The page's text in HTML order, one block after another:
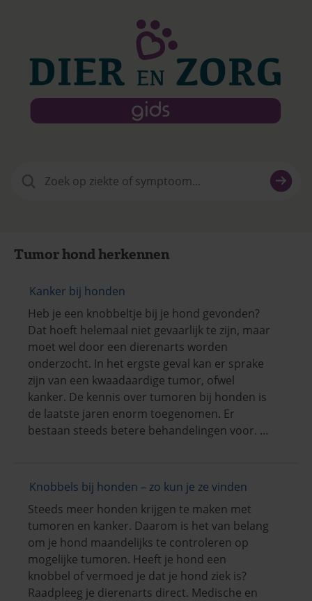
naar:
Tumor hond herkennen
Kanker bij honden
Heb je een knobbeltje bij je hond gevonden?
Dat hoeft helemaal niet gevaarlijk te zijn, maar
moet wel door een dierenarts worden
onderzocht. In het ergste geval kan er sprake
zijn van een kwaadaardige tumor, ofwel
kanker. De kennis over tumoren bij honden is
de laatste jaren enorm toegenomen. Er
bestaan steeds betere behandelingen voor. …
Knobbels bij honden – zo kun je ze vinden
Steeds meer honden krijgen te maken met
tumoren en kanker. Daarom is het van belang
om je hond maandelijks te controleren op
mogelijke tumoren. Heeft je hond een
knobbel of vermoed je dat je hond ziek is?
Raadpleeg je dierenarts direct. Medische en